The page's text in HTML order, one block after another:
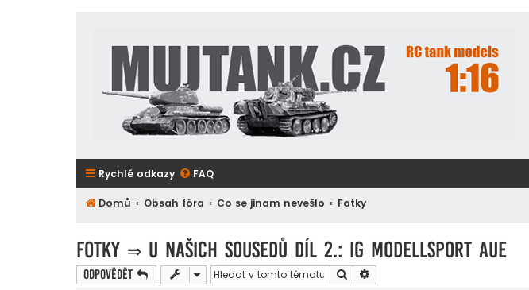
Rychlé odkazy FAQ
Domů Obsah fóra Co se jinam nevešlo Fotky
Fotky ⇒ U našich sousedů díl 2.: IG Modellsport Aue
Odpovědět Hledat